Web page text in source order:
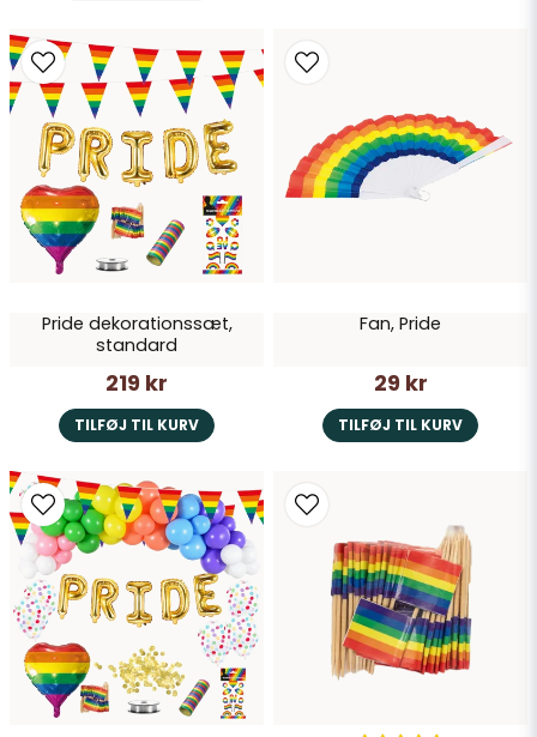
Pride dekorationssæt,
standard
219 kr
TILFØJ TIL KURV
Fan, Pride
29 kr
TILFØJ TIL KURV